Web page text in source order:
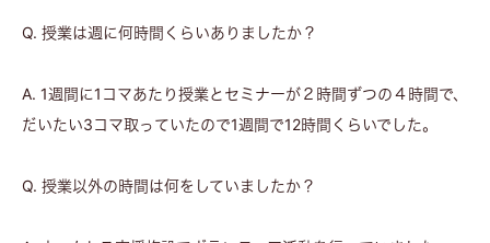
Q. 授業は週に何時間くらいありましたか？
A. 1週間に1コマあたり授業とセミナーが２時間ずつの４時間で、
だいたい3コマ取っていたので1週間で12時間くらいでした。
Q. 授業以外の時間は何をしていましたか？